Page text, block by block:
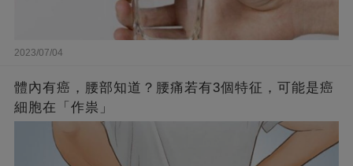
2023/07/04
體內有癌，腰部知道？腰痛若有3個特征，可能是癌
細胞在「作祟」